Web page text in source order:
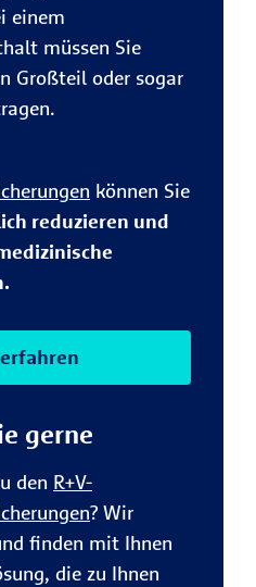
einem
müssen Sie
Großteil oder sogar
können Sie
reduzieren und
gerne
den R+V-
? Wir
finden mit Ihnen
die zu Ihnen